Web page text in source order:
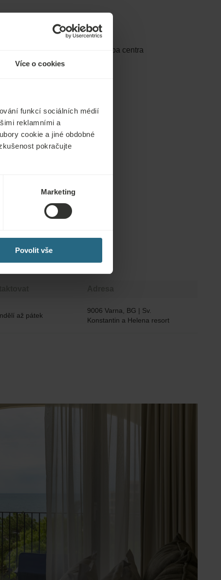
Více o cookies
funkcí sociálních médií
reklamními a
cookie a jiné obdobné
pokračujte
Marketing
Povolit vše
procedury v lázních Medical Spa centra
masáže
až pátek
9006 Varna, BG | Sv.
Konstantin a Helena resort